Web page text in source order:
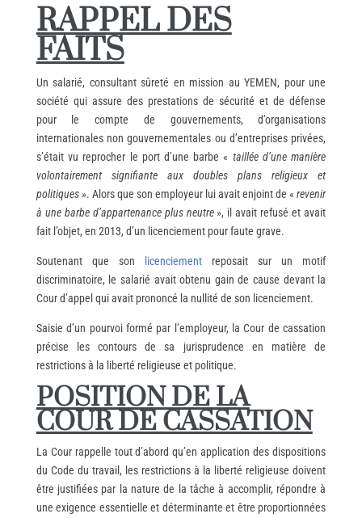
RAPPEL DES
FAITS
Un salarié, consultant sûreté en mission au YEMEN, pour une
société qui assure des prestations de sécurité et de défense
pour le compte de gouvernements, d’organisations
internationales non gouvernementales ou d’entreprises privées,
s’était vu reprocher le port d’une barbe « taillée d’une manière
volontairement signifiante aux doubles plans religieux et
politiques ». Alors que son employeur lui avait enjoint de «revenir
à une barbe d’appartenance plus neutre», il avait refusé et avait
fait l’objet, en 2013, d’un licenciement pour faute grave.
Soutenant que son licenciementreposait sur un motif
discriminatoire, le salarié avait obtenu gain de cause devant la
Cour d’appel qui avait prononcé la nullité de son licenciement.
Saisie d’un pourvoi formé par l’employeur, la Cour de cassation
précise les contours de sa jurisprudence en matière de
restrictions à la liberté religieuse et politique.
POSITION DE LA
COUR DE CASSATION
La Cour rappelle tout d’abord qu’en application des dispositions
du Code du travail, les restrictions à la liberté religieuse doivent
être justifiées par la nature de la tâche à accomplir, répondre à
une exigence essentielle et déterminante et être proportionnées